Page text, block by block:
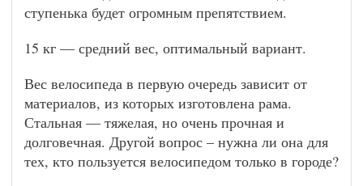
ступенька будет огромным препятствием.
15 кг — средний вес, оптимальный вариант.
Вес велосипеда в первую очередь зависит от
материалов, из которых изготовлена рама.
Стальная — тяжелая, но очень прочная и
долговечная. Другой вопрос – нужна ли она для
тех, кто пользуется велосипедом только в городе?